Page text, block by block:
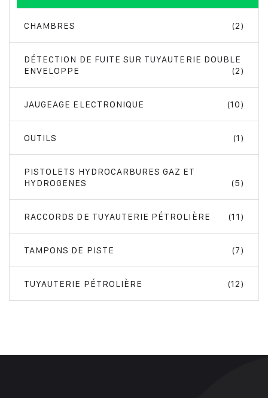
CHAMBRES (2)
DÉTECTION DE FUITE SUR TUYAUTERIE DOUBLE
ENVELOPPE
(2)
JAUGEAGE ELECTRONIQUE (10)
OUTILS (1)
PISTOLETS HYDROCARBURES GAZ ET
HYDROGENES
(5)
RACCORDS DE TUYAUTERIE PÉTROLIÈRE (11)
TAMPONS DE PISTE (7)
TUYAUTERIE PÉTROLIÈRE (12)